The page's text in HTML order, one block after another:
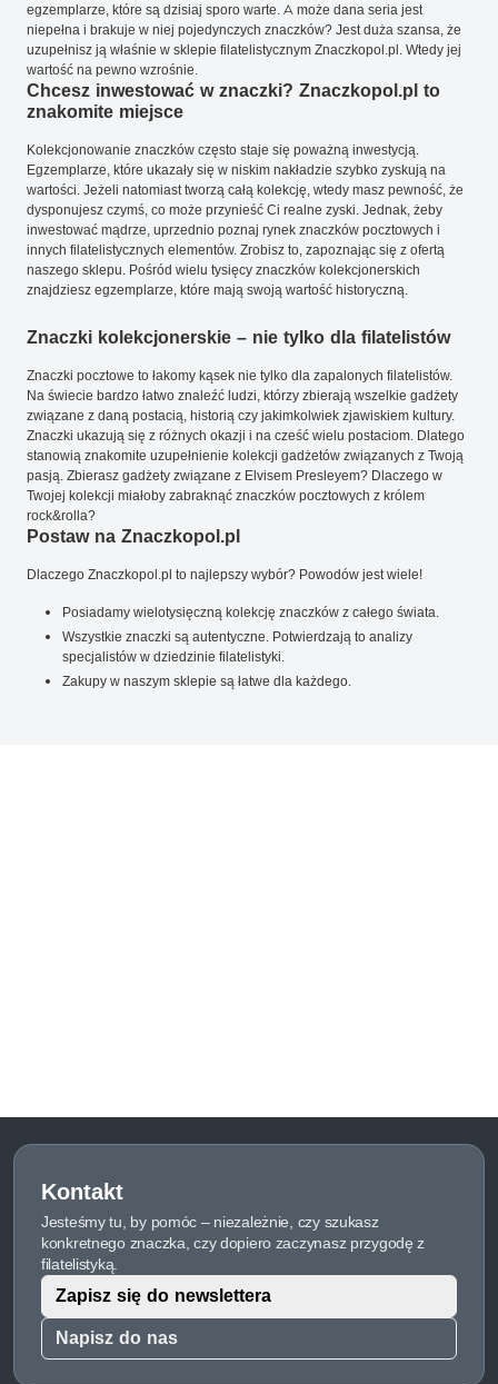
egzemplarze, które są dzisiaj sporo warte. A może dana seria jest
niepełna i brakuje w niej pojedynczych znaczków? Jest duża szansa, że
uzupełnisz ją właśnie w sklepie filatelistycznym Znaczkopol.pl. Wtedy jej
wartość na pewno wzrośnie.
Chcesz inwestować w znaczki? Znaczkopol.pl to
znakomite miejsce
Kolekcjonowanie znaczków często staje się poważną inwestycją.
Egzemplarze, które ukazały się w niskim nakładzie szybko zyskują na
wartości. Jeżeli natomiast tworzą całą kolekcję, wtedy masz pewność, że
dysponujesz czymś, co może przynieść Ci realne zyski. Jednak, żeby
inwestować mądrze, uprzednio poznaj rynek znaczków pocztowych i
innych filatelistycznych elementów. Zrobisz to, zapoznając się z ofertą
naszego sklepu. Pośród wielu tysięcy znaczków kolekcjonerskich
znajdziesz egzemplarze, które mają swoją wartość historyczną.
Znaczki kolekcjonerskie – nie tylko dla filatelistów
Znaczki pocztowe to łakomy kąsek nie tylko dla zapalonych filatelistów.
Na świecie bardzo łatwo znaleźć ludzi, którzy zbierają wszelkie gadżety
związane z daną postacią, historią czy jakimkolwiek zjawiskiem kultury.
Znaczki ukazują się z różnych okazji i na cześć wielu postaciom. Dlatego
stanowią znakomite uzupełnienie kolekcji gadżetów związanych z Twoją
pasją. Zbierasz gadżety związane z Elvisem Presleyem? Dlaczego w
Twojej kolekcji miałoby zabraknąć znaczków pocztowych z królem
rock&rolla?
Postaw na Znaczkopol.pl
Dlaczego Znaczkopol.pl to najlepszy wybór? Powodów jest wiele!
Posiadamy wielotysięczną kolekcję znaczków z całego świata.
Wszystkie znaczki są autentyczne. Potwierdzają to analizy
specjalistów w dziedzinie filatelistyki.
Zakupy w naszym sklepie są łatwe dla każdego.
Kontakt
Jesteśmy tu, by pomóc – niezależnie, czy szukasz
konkretnego znaczka, czy dopiero zaczynasz przygodę z
filatelistyką.
Napisz do nas
Zapisz się do newslettera